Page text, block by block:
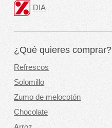
DIA
¿Qué quieres comprar?
Refrescos
Solomillo
Zumo de melocotón
Chocolate